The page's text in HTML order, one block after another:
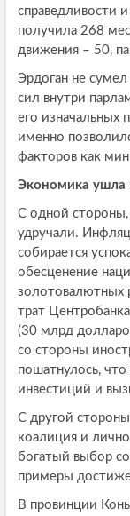
справедливости
получила 268
движения – 50,
Эрдоган не сумел
сил внутри
его изначальных
именно
факторов как
Экономика ушла
С одной стороны,
удручали.
собирается
обесценение
золотовалютных
трат
(30 млрд
со стороны
пошатнулось,
инвестиций и
С другой
коалиция и
богатый выбор
примеры
В провинции